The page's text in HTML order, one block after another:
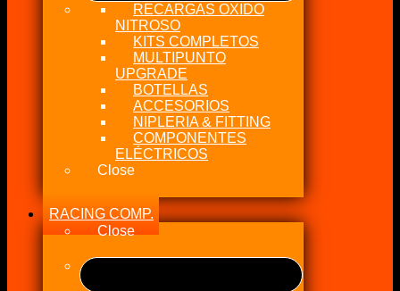
RECARGAS OXIDO
NITROSO
KITS COMPLETOS
MULTIPUNTO
UPGRADE
BOTELLAS
ACCESORIOS
NIPLERIA & FITTING
COMPONENTES
ELÉCTRICOS
Close
RACING COMP.
Close